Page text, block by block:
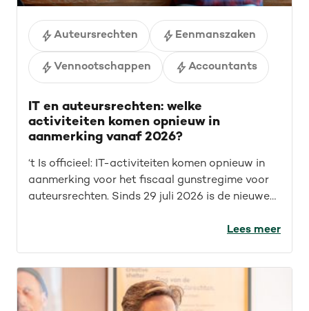
Auteursrechten Eenmanszaken
Vennootschappen Accountants
IT en auteursrechten: welke
activiteiten komen opnieuw in
aanmerking vanaf 2026?
‘t Is officieel: IT-activiteiten komen opnieuw in
aanmerking voor het fiscaal gunstregime voor
auteursrechten. Sinds 29 juli 2026 is de nieuwe
voor IT’ers? Welke opdrachten vallen nu onder
een overzicht.
Lees meer